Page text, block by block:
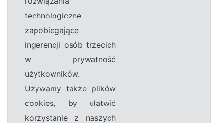
technologiczne
zapobiegające
ingerencji osób trzecich
w prywatność
użytkowników.
Używamy także plików
cookies, by ułatwić
korzystanie z naszych